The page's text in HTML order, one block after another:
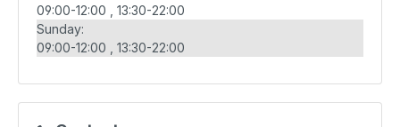
09:00-12:00
13:30-22:00
Sunday:
09:00-12:00
13:30-22:00